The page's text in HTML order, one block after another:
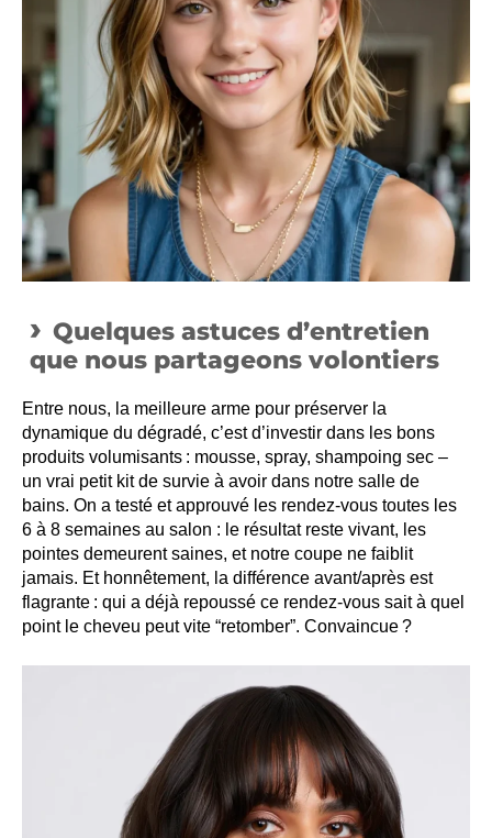
Quelques astuces d’entretien
que nous partageons volontiers
Entre nous, la meilleure arme pour préserver la
dynamique du dégradé, c’est d’investir dans les bons
produits volumisants : mousse, spray, shampoing sec –
un vrai petit kit de survie à avoir dans notre salle de
bains. On a testé et approuvé les rendez-vous toutes les
6 à 8 semaines au salon : le résultat reste vivant, les
pointes demeurent saines, et notre coupe ne faiblit
jamais. Et honnêtement, la différence avant/après est
flagrante : qui a déjà repoussé ce rendez-vous sait à quel
point le cheveu peut vite “retomber”. Convaincue ?